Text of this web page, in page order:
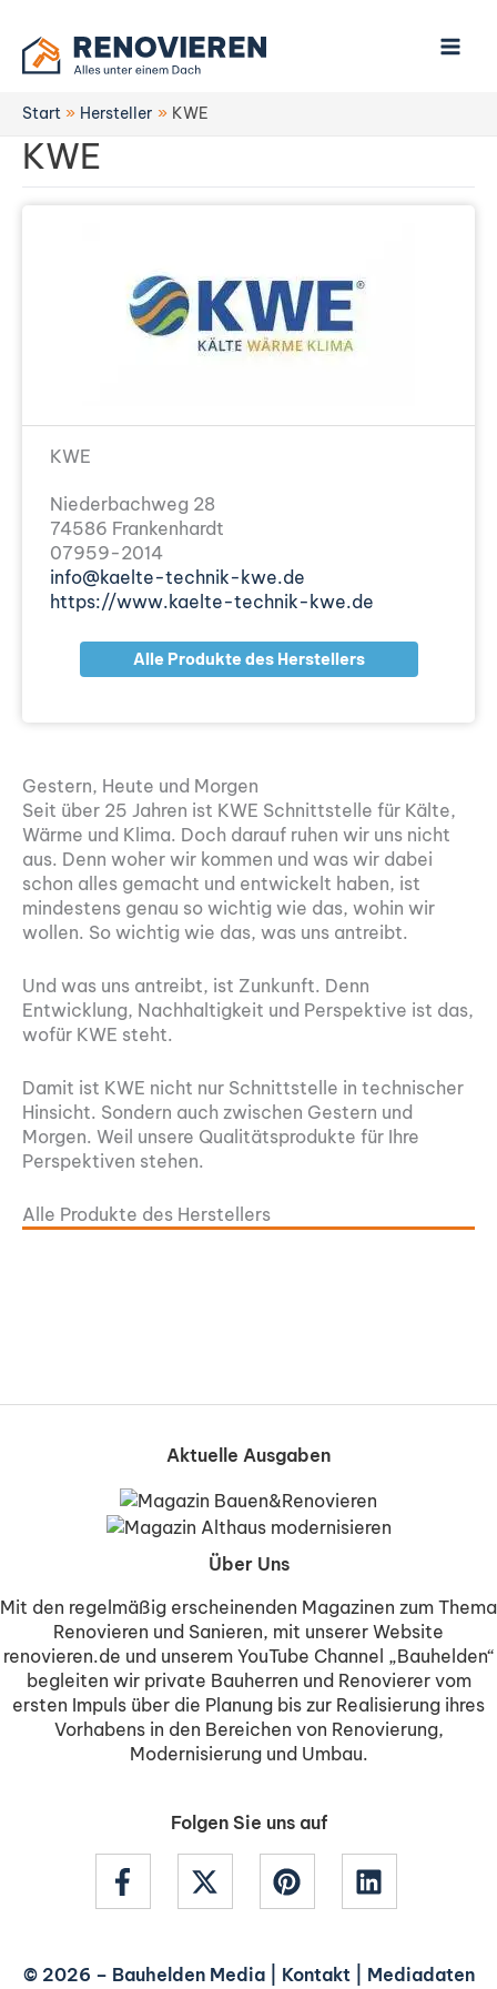
Inhalt
springen
Start Hersteller KWE
KWE
KWE
Niederbachweg 28
74586 Frankenhardt
07959-2014
info@kaelte-technik-kwe.de
https://www.kaelte-technik-kwe.de
Alle Produkte des Herstellers
Gestern, Heute und Morgen
Seit über 25 Jahren ist KWE Schnittstelle für Kälte,
Wärme und Klima. Doch darauf ruhen wir uns nicht
aus. Denn woher wir kommen und was wir dabei
schon alles gemacht und entwickelt haben, ist
mindestens genau so wichtig wie das, wohin wir
wollen. So wichtig wie das, was uns antreibt.
Und was uns antreibt, ist Zunkunft. Denn
Entwicklung, Nachhaltigkeit und Perspektive ist das,
wofür KWE steht.
Damit ist KWE nicht nur Schnittstelle in technischer
Hinsicht. Sondern auch zwischen Gestern und
Morgen. Weil unsere Qualitätsprodukte für Ihre
Perspektiven stehen.
Alle Produkte des Herstellers
Aktuelle Ausgaben
Über Uns
Mit den regelmäßig erscheinenden Magazinen zum Thema
Renovieren und Sanieren, mit unserer Website
renovieren.de und unserem YouTube Channel „Bauhelden“
begleiten wir private Bauherren und Renovierer vom
ersten Impuls über die Planung bis zur Realisierung ihres
Vorhabens in den Bereichen von Renovierung,
Modernisierung und Umbau.
Folgen Sie uns auf
© 2026 – Bauhelden Media| Kontakt| Mediadaten